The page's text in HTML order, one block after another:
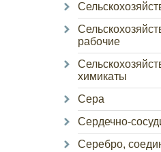
рабочие
химикаты
Сера
Сердечно-
Серебро,